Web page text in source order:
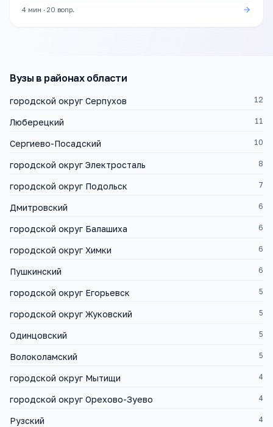
4 мин · 20 вопр.
Вузы в районах области
городской округ Серпухов 12
Люберецкий 11
Сергиево-Посадский 10
городской округ Электросталь 8
городской округ Подольск 7
Дмитровский 6
городской округ Балашиха 6
городской округ Химки 6
Пушкинский 6
городской округ Егорьевск 5
городской округ Жуковский 5
Одинцовский 5
Волоколамский 5
городской округ Мытищи 4
городской округ Орехово-Зуево 4
Рузский 4